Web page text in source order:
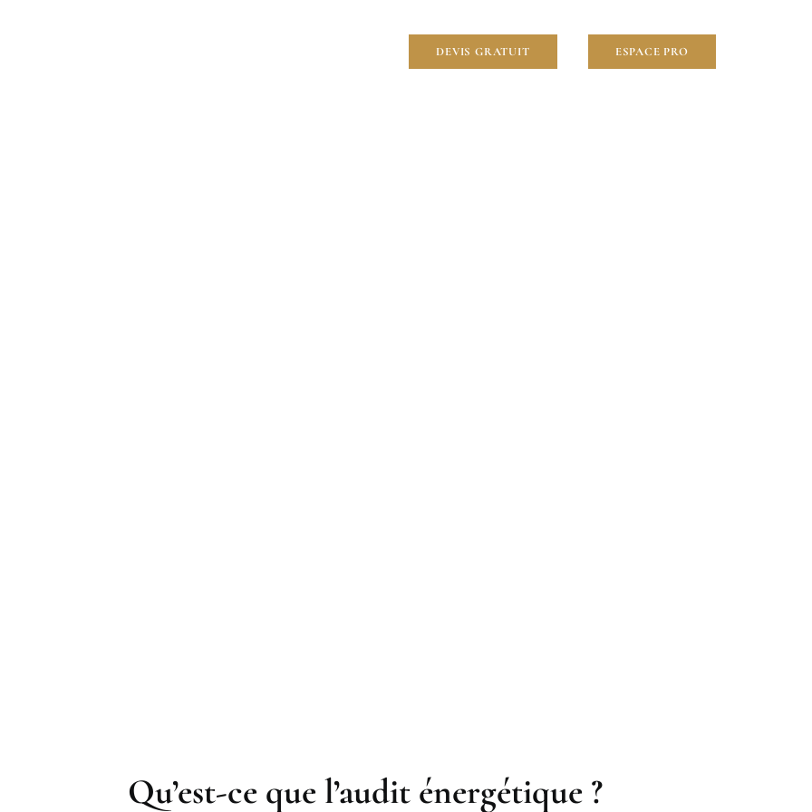
DEVIS GRATUIT ESPACE PRO
Qu’est-ce que l’audit énergétique ?